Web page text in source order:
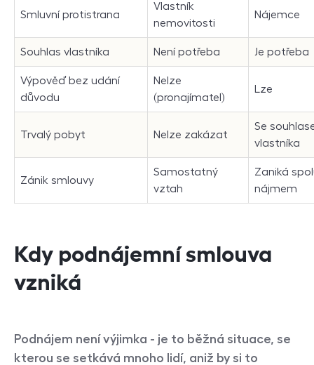
Smluvní protistrana
Vlastník
nemovitosti
Nájemce
Souhlas vlastníka Není potřeba Je potřeba
Výpověď bez udání
důvodu
Nelze
(pronajímatel)
Lze
Trvalý pobyt Nelze zakázat
Se
vlastníka
Zánik smlouvy
Samostatný
vztah
Zaniká
nájmem
Kdy podnájemní smlouva
vzniká
Podnájem není výjimka - je to běžná situace, se
kterou se setkává mnoho lidí, aniž by si to